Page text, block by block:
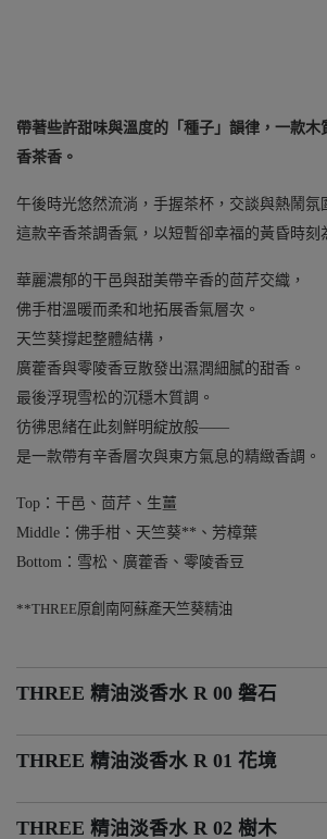
帶著些許甜味與溫度的「種子」韻律，一款木
香茶香。
午後時光悠然流淌，手握茶杯，交談與熱鬧氛
這款辛香茶調香氣，以短暫卻幸福的黃昏時刻
華麗濃郁的干邑與甜美帶辛香的茴芹交織，
佛手柑溫暖而柔和地拓展香氣層次。
天竺葵撐起整體結構，
廣藿香與零陵香豆散發出濕潤細膩的甜香。
最後浮現雪松的沉穩木質調。
彷彿思緒在此刻鮮明綻放般——
是一款帶有辛香層次與東方氣息的精緻香調。
Top：干邑、茴芹、生薑
Middle：佛手柑、天竺葵**、芳樟葉
Bottom：雪松、廣藿香、零陵香豆
**THREE原創南阿蘇產天竺葵精油
THREE 精油淡香水 R 00 磐石
THREE 精油淡香水 R 01 花境
THREE 精油淡香水 R 02 樹木